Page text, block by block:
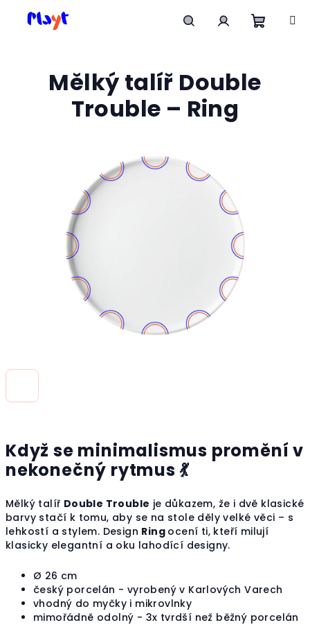
košík
Když se minimalismus promění v
nekonečný rytmus 💃
Mělký talíř Double Trouble je důkazem, že i dvě klasické
barvy stačí k tomu, aby se na stole děly velké věci – s
lehkostí a stylem. Design Ring ocení ti, kteří milují
klasicky elegantní a oku lahodící designy.
Ø 26 cm
český porcelán - vyrobený v Karlových Varech
vhodný do myčky i mikrovlnky
mimořádně odolný - 3x tvrdší než běžný porcelán
Mělký talíř Double
Trouble – Ring